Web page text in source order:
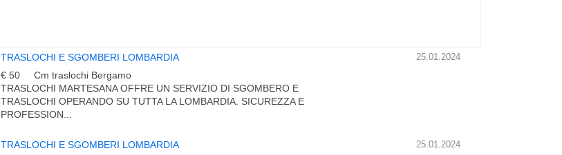
25.01.2024
TRASLOCHI E SGOMBERI LOMBARDIA
€ 50
Cm traslochi Bergamo
TRASLOCHI MARTESANA OFFRE UN SERVIZIO DI SGOMBERO E
TRASLOCHI OPERANDO SU TUTTA LA LOMBARDIA. SICUREZZA E
PROFESSION...
25.01.2024
TRASLOCHI E SGOMBERI LOMBARDIA